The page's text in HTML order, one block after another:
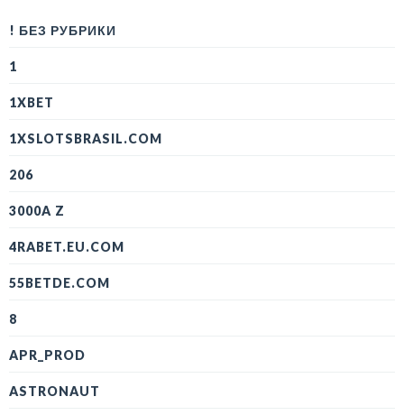
! БЕЗ РУБРИКИ
1
1XBET
1XSLOTSBRASIL.COM
206
3000A Z
4RABET.EU.COM
55BETDE.COM
8
APR_PROD
ASTRONAUT